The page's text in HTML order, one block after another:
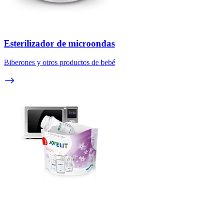
Esterilizador de microondas
Biberones y otros productos de bebé